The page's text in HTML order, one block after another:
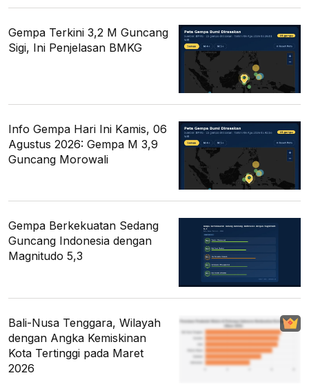
Gempa Terkini 3,2 M Guncang
Sigi, Ini Penjelasan BMKG
Info Gempa Hari Ini Kamis, 06
Agustus 2026: Gempa M 3,9
Guncang Morowali
Gempa Berkekuatan Sedang
Guncang Indonesia dengan
Magnitudo 5,3
Bali-Nusa Tenggara, Wilayah
dengan Angka Kemiskinan
Kota Tertinggi pada Maret
2026